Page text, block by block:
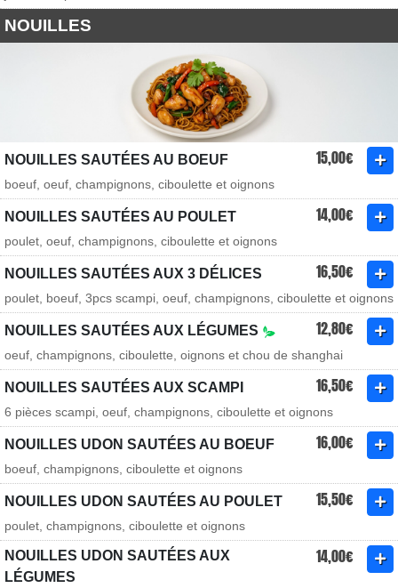
NOUILLES
NOUILLES SAUTÉES AU BOEUF 15,00€
boeuf, oeuf, champignons, ciboulette et oignons
NOUILLES SAUTÉES AU POULET 14,00€
poulet, oeuf, champignons, ciboulette et oignons
NOUILLES SAUTÉES AUX 3 DÉLICES 16,50€
poulet, boeuf, 3pcs scampi, oeuf, champignons, ciboulette et oignons
NOUILLES SAUTÉES AUX LÉGUMES 12,80€
oeuf, champignons, ciboulette, oignons et chou de shanghai
NOUILLES SAUTÉES AUX SCAMPI 16,50€
6 pièces scampi, oeuf, champignons, ciboulette et oignons
NOUILLES UDON SAUTÉES AU BOEUF 16,00€
boeuf, champignons, ciboulette et oignons
NOUILLES UDON SAUTÉES AU POULET 15,50€
poulet, champignons, ciboulette et oignons
NOUILLES UDON SAUTÉES AUX
LÉGUMES
14,00€